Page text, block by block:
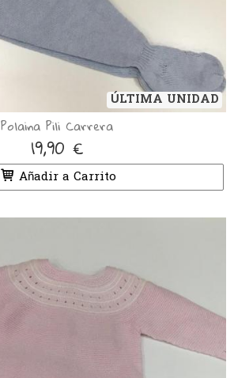
ÚLTIMA UNIDAD
Polaina Pili Carrera
19,90 €
Añadir a Carrito